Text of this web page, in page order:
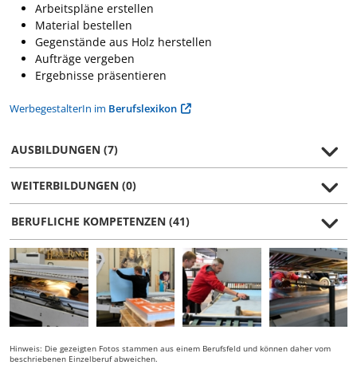
Arbeitspläne erstellen
Material bestellen
Gegenstände aus Holz herstellen
Aufträge vergeben
Ergebnisse präsentieren
WerbegestalterIn im Berufslexikon
AUSBILDUNGEN (7)
WEITERBILDUNGEN (0)
BERUFLICHE KOMPETENZEN (41)
Hinweis: Die gezeigten Fotos stammen aus einem Berufsfeld und können daher vom
beschriebenen Einzelberuf abweichen.